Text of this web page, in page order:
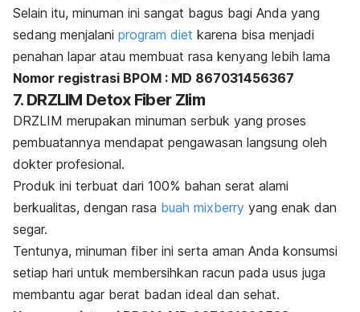
Selain itu, minuman ini sangat bagus bagi Anda yang
sedang menjalani program diet karena bisa menjadi
penahan lapar atau membuat rasa kenyang lebih lama
Nomor registrasi BPOM : MD 867031456367
7. DRZLIM Detox Fiber Zlim
DRZLIM merupakan minuman serbuk yang proses
pembuatannya mendapat pengawasan langsung oleh
dokter profesional.
Produk ini terbuat dari 100% bahan serat alami
berkualitas, dengan rasa buah mixberry yang enak dan
segar.
Tentunya, minuman fiber ini serta aman Anda konsumsi
setiap hari untuk membersihkan racun pada usus juga
membantu agar berat badan ideal dan sehat.